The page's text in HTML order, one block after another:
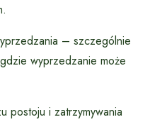
– szczególnie
wyprzedzanie może
postoju i zatrzymywania